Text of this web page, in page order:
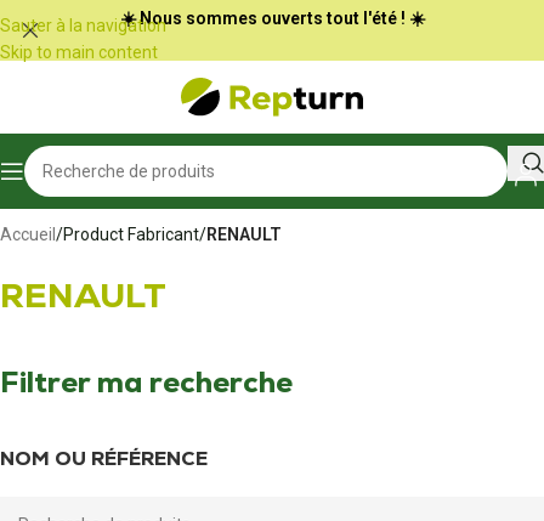
Panneau de gestion des cookies
Sauter à la navigation
Skip to main content
☀️ Nous sommes ouverts tout l'été ! ☀️
Accueil /Product Fabricant/RENAULT
RENAULT
Filtrer ma recherche
NOM OU RÉFÉRENCE